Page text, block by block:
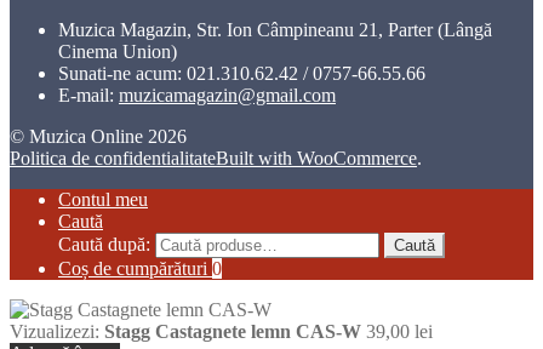
Muzica Magazin, Str. Ion Câmpineanu 21, Parter (Lângă
Cinema Union)
Sunati-ne acum: 021.310.62.42 / 0757-66.55.66
E-mail: muzicamagazin@gmail.com
© Muzica Online 2026
Politica de confidentialitateBuilt with WooCommerce.
Contul meu
Caută
Caută după:
Caută
Coș de cumpărături 0
Vizualizezi: Stagg Castagnete lemn CAS-W 39,00 lei